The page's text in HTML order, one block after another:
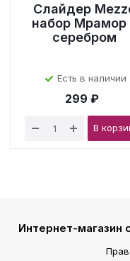
Слайдер
набор Мрамор
серебром
Есть в наличии
299 ₽
В
Интернет-магазин